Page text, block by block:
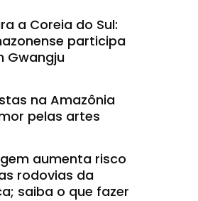
a Coreia do Sul:
participa
Gwangju
na Amazônia
pelas artes
aumenta risco
rodovias da
saiba o que fazer